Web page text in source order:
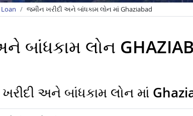
જમીન ખરીદી અને બાંધકામ લોન માં Ghaziabad
બાંધકામ લોન
અને બાંધકામ લોન માં